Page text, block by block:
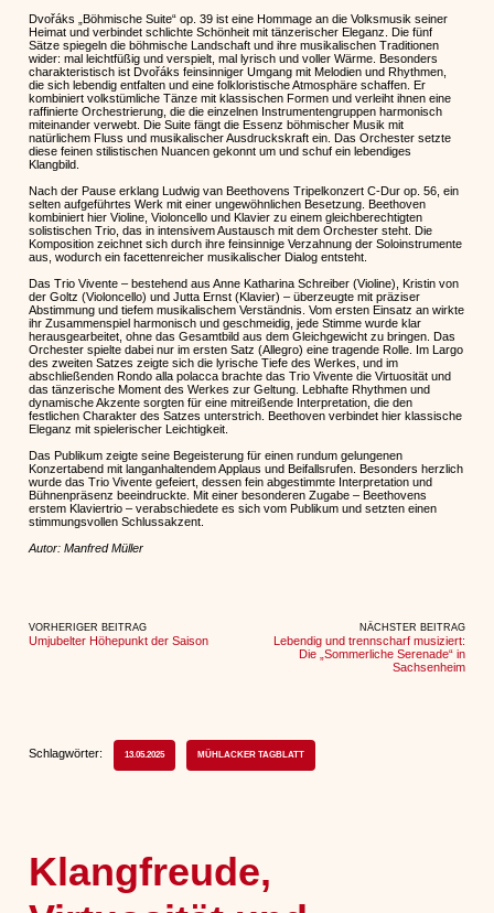
Dvořáks „Böhmische Suite“ op. 39 ist eine Hommage an die Volksmusik seiner
Heimat und verbindet schlichte Schönheit mit tänzerischer Eleganz. Die fünf
Sätze spiegeln die böhmische Landschaft und ihre musikalischen Traditionen
wider: mal leichtfüßig und verspielt, mal lyrisch und voller Wärme. Besonders
charakteristisch ist Dvořáks feinsinniger Umgang mit Melodien und Rhythmen,
die sich lebendig entfalten und eine folkloristische Atmosphäre schaffen. Er
kombiniert volkstümliche Tänze mit klassischen Formen und verleiht ihnen eine
raffinierte Orchestrierung, die die einzelnen Instrumentengruppen harmonisch
miteinander verwebt. Die Suite fängt die Essenz böhmischer Musik mit
natürlichem Fluss und musikalischer Ausdruckskraft ein. Das Orchester setzte
diese feinen stilistischen Nuancen gekonnt um und schuf ein lebendiges
Klangbild.
Nach der Pause erklang Ludwig van Beethovens Tripelkonzert C-Dur op. 56, ein
selten aufgeführtes Werk mit einer ungewöhnlichen Besetzung. Beethoven
kombiniert hier Violine, Violoncello und Klavier zu einem gleichberechtigten
solistischen Trio, das in intensivem Austausch mit dem Orchester steht. Die
Komposition zeichnet sich durch ihre feinsinnige Verzahnung der Soloinstrumente
aus, wodurch ein facettenreicher musikalischer Dialog entsteht.
Das Trio Vivente – bestehend aus Anne Katharina Schreiber (Violine), Kristin von
der Goltz (Violoncello) und Jutta Ernst (Klavier) – überzeugte mit präziser
Abstimmung und tiefem musikalischem Verständnis. Vom ersten Einsatz an wirkte
ihr Zusammenspiel harmonisch und geschmeidig, jede Stimme wurde klar
herausgearbeitet, ohne das Gesamtbild aus dem Gleichgewicht zu bringen. Das
Orchester spielte dabei nur im ersten Satz (Allegro) eine tragende Rolle. Im Largo
des zweiten Satzes zeigte sich die lyrische Tiefe des Werkes, und im
abschließenden Rondo alla polacca brachte das Trio Vivente die Virtuosität und
das tänzerische Moment des Werkes zur Geltung. Lebhafte Rhythmen und
dynamische Akzente sorgten für eine mitreißende Interpretation, die den
festlichen Charakter des Satzes unterstrich. Beethoven verbindet hier klassische
Eleganz mit spielerischer Leichtigkeit.
Das Publikum zeigte seine Begeisterung für einen rundum gelungenen
Konzertabend mit langanhaltendem Applaus und Beifallsrufen. Besonders herzlich
wurde das Trio Vivente gefeiert, dessen fein abgestimmte Interpretation und
Bühnenpräsenz beeindruckte. Mit einer besonderen Zugabe – Beethovens
erstem Klaviertrio – verabschiedete es sich vom Publikum und setzten einen
stimmungsvollen Schlussakzent.
Autor: Manfred Müller
VORHERIGER BEITRAG
Umjubelter Höhepunkt der Saison
NÄCHSTER BEITRAG
Lebendig und trennscharf musiziert:
Die „Sommerliche Serenade“ in
Sachsenheim
Schlagwörter: 13.05.2025 MÜHLACKER TAGBLATT
Klangfreude,